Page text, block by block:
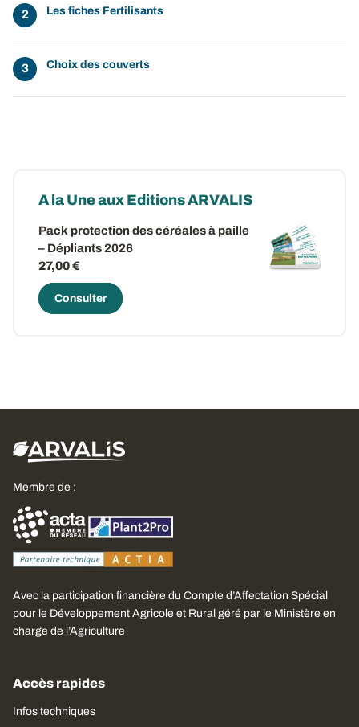
Les fiches Fertilisants
Choix des couverts
A la Une aux Editions ARVALIS
Pack protection des céréales à paille
– Dépliants 2026
27,00 €
Consulter
Membre de :
Avec la participation financière du Compte d’Affectation Spécial
pour le Développement Agricole et Rural géré par le Ministère en
charge de l’Agriculture
Accès rapides
Infos techniques